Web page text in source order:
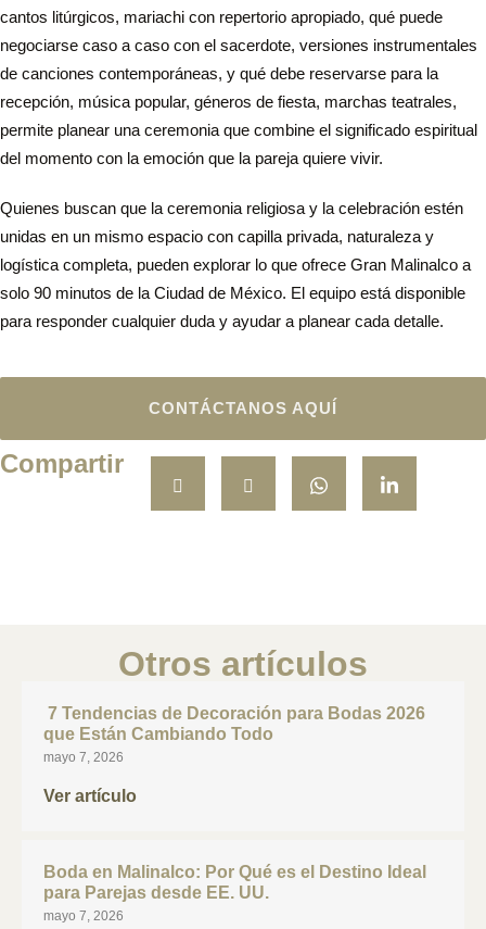
silencio total.
cantos litúrgicos, mariachi con repertorio apropiado, qué puede
negociarse caso a caso con el sacerdote, versiones instrumentales
de canciones contemporáneas, y qué debe reservarse para la
recepción, música popular, géneros de fiesta, marchas teatrales,
permite planear una ceremonia que combine el significado espiritual
del momento con la emoción que la pareja quiere vivir.
Quienes buscan que la ceremonia religiosa y la celebración estén
unidas en un mismo espacio con capilla privada, naturaleza y
logística completa, pueden explorar lo que ofrece Gran Malinalco a
solo 90 minutos de la Ciudad de México. El equipo está disponible
para responder cualquier duda y ayudar a planear cada detalle.
CONTÁCTANOS AQUÍ
Compartir
Otros artículos
7 Tendencias de Decoración para Bodas 2026
que Están Cambiando Todo
mayo 7, 2026
Ver artículo
Boda en Malinalco: Por Qué es el Destino Ideal
para Parejas desde EE. UU.
mayo 7, 2026